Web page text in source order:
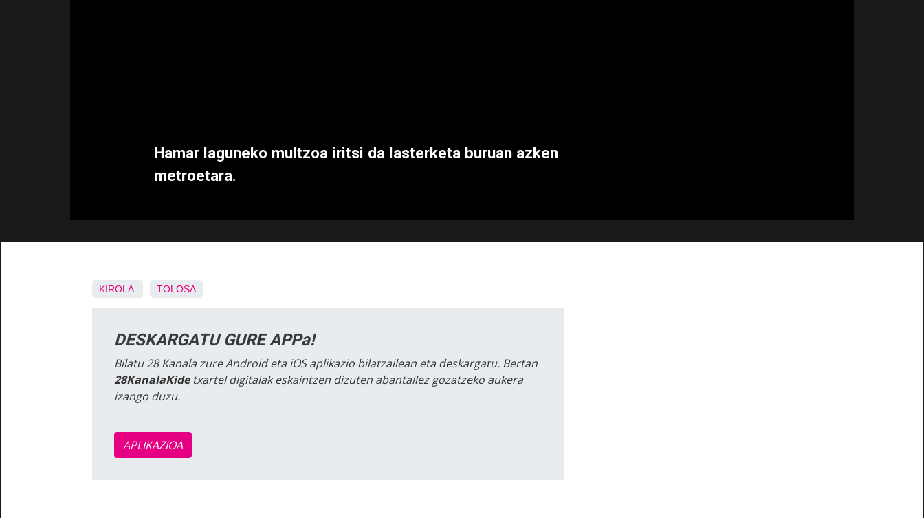
Hamar laguneko multzoa iritsi da lasterketa buruan azken
metroetara.
KIROLA TOLOSA
DESKARGATU GURE APPa!
Bilatu 28 Kanala zure Android eta iOS aplikazio bilatzailean eta deskargatu. Bertan
28KanalaKidetxartel digitalak eskaintzen dizuten abantailez gozatzeko aukera
izango duzu.
APLIKAZIOA